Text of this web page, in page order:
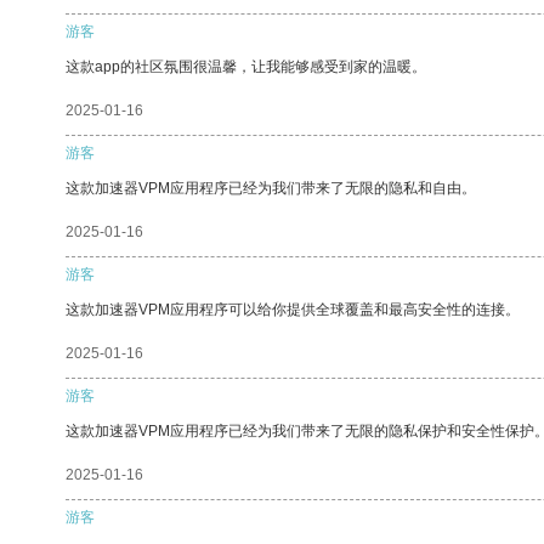
游客
这款app的社区氛围很温馨，让我能够感受到家的温暖。
2025-01-16
游客
这款加速器VPM应用程序已经为我们带来了无限的隐私和自由。
2025-01-16
游客
这款加速器VPM应用程序可以给你提供全球覆盖和最高安全性的连接。
2025-01-16
游客
这款加速器VPM应用程序已经为我们带来了无限的隐私保护和安全性保护
2025-01-16
游客